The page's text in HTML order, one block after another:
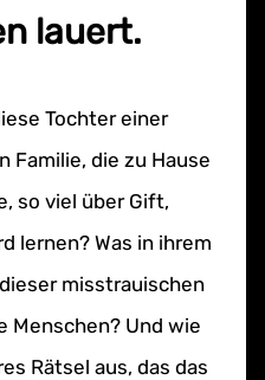
lauert.
Tochter einer
Familie, die zu Hause
so viel über Gift,
lernen? Was in ihrem
misstrauischen
Menschen? Und wie
Rätsel aus, das das